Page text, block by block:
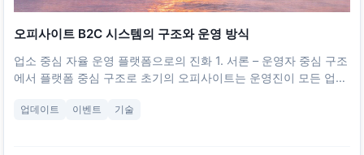
오피사이트 B2C 시스템의 구조와 운영 방식
업소 중심 자율 운영 플랫폼으로의 진화 1. 서론 – 운영자 중심 구조
에서 플랫폼 중심 구조로 초기의 오피사이트는 운영진이 모든 업소
하지만 업소 수가 늘어나고 시장이 커질수록, 운영자가 일일이 수정
업데이트 이벤트 기술